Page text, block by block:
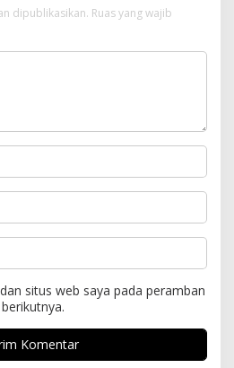
dipublikasikan. Ruas yang wajib
situs web saya pada peramban